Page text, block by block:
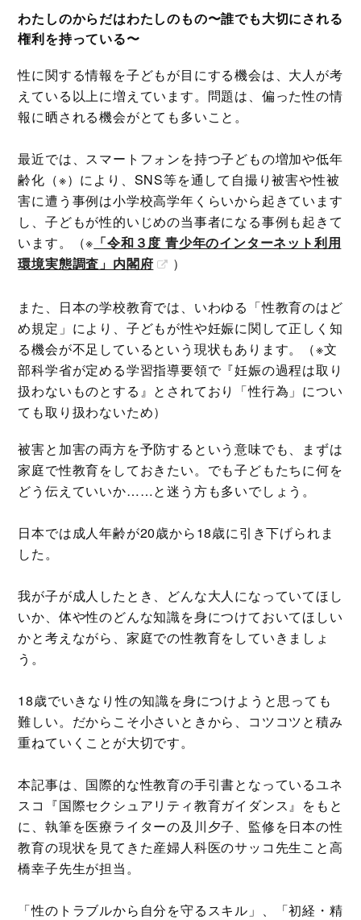
わたしのからだはわたしのもの〜誰でも大切にされる
権利を持っている〜
性に関する情報を子どもが目にする機会は、大人が考
えている以上に増えています。問題は、偏った性の情
報に晒される機会がとても多いこと。
最近では、スマートフォンを持つ子どもの増加や低年
齢化（※）により、SNS等を通して自撮り被害や性被
害に遭う事例は小学校高学年くらいから起きています
し、子どもが性的いじめの当事者になる事例も起きて
います。（※ 「令和３度 青少年のインターネット利用
環境実態調査」内閣府
）
また、日本の学校教育では、いわゆる「性教育のはど
め規定」により、子どもが性や妊娠に関して正しく知
る機会が不足しているという現状もあります。（※文
部科学省が定める学習指導要領で『妊娠の過程は取り
扱わないものとする』とされており「性行為」につい
ても取り扱わないため）
被害と加害の両方を予防するという意味でも、まずは
家庭で性教育をしておきたい。でも子どもたちに何を
どう伝えていいか……と迷う方も多いでしょう。
日本では成人年齢が20歳から18歳に引き下げられま
した。
我が子が成人したとき、どんな大人になっていてほし
いか、体や性のどんな知識を身につけておいてほしい
かと考えながら、家庭での性教育をしていきましょ
う。
18歳でいきなり性の知識を身につけようと思っても
難しい。だからこそ小さいときから、コツコツと積み
重ねていくことが大切です。
本記事は、国際的な性教育の手引書となっているユネ
スコ『国際セクシュアリティ教育ガイダンス』をもと
に、執筆を医療ライターの及川夕子、監修を日本の性
教育の現状を見てきた産婦人科医のサッコ先生こと高
橋幸子先生が担当。
「性のトラブルから自分を守るスキル」、「初経・精